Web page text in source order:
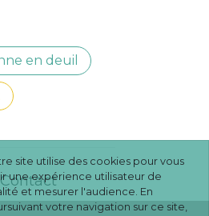
en deuil
Contact
site utilise des cookies pour vous
une expérience utilisateur de
et mesurer l'audience. En
votre navigation sur ce site,